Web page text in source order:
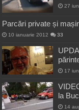
27
Parcări private și
10 ianuarie 2012 33
17
la
14